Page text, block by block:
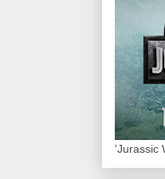
'Jurassic